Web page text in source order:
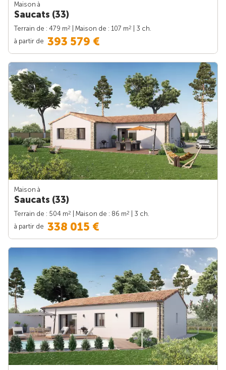
Maison à
Saucats (33)
Terrain de : 479 m2 | Maison de : 107 m2
| 3 ch.
à partir de 393 579 €
Maison à
Saucats (33)
Terrain de : 504 m2 | Maison de : 86 m2
| 3 ch.
à partir de 338 015 €